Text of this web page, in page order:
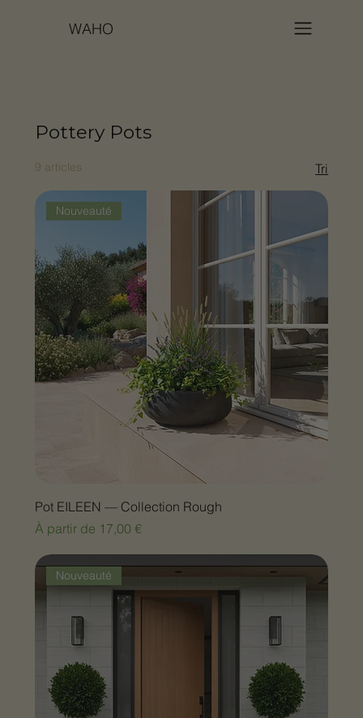
WAHO
Pottery Pots
9 articles Tri
Nouveauté
Pot EILEEN — Collection Rough
À partir de 17,00 €
Prix promotionnel
Nouveauté